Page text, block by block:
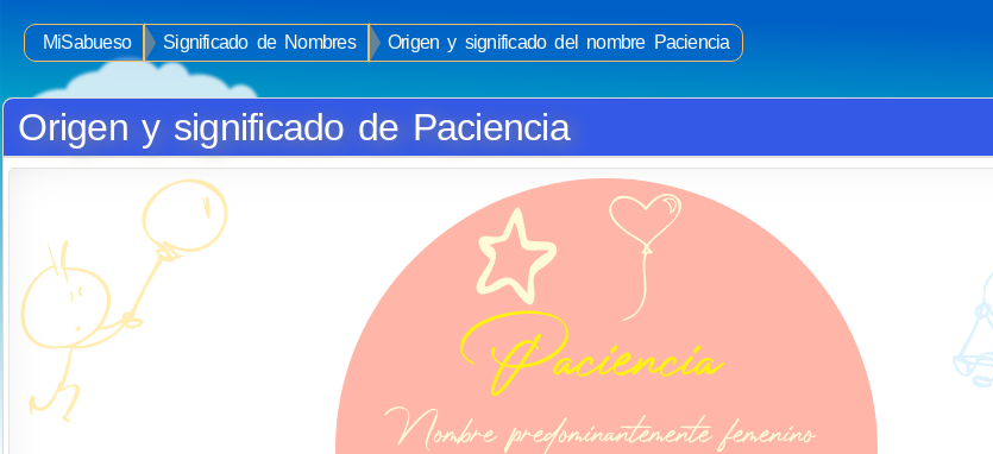
MiSabueso Significado de Nombres
Origen y significado del nombre Paciencia
Origen y significado de Paciencia